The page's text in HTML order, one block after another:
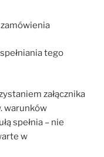
zamówienia
tego
załącznika
warunków
spełnia – nie
w